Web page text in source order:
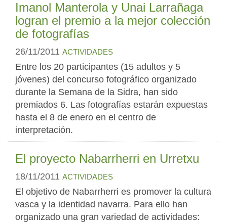
Imanol Manterola y Unai Larrañaga
logran el premio a la mejor colección
de fotografías
26/11/2011 ACTIVIDADES
Entre los 20 participantes (15 adultos y 5
jóvenes) del concurso fotográfico organizado
durante la Semana de la Sidra, han sido
premiados 6. Las fotografías estarán expuestas
hasta el 8 de enero en el centro de
interpretación.
El proyecto Nabarrherri en Urretxu
18/11/2011 ACTIVIDADES
El objetivo de Nabarrherri es promover la cultura
vasca y la identidad navarra. Para ello han
organizado una gran variedad de actividades: